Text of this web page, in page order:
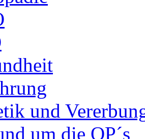
und
um die OP´s